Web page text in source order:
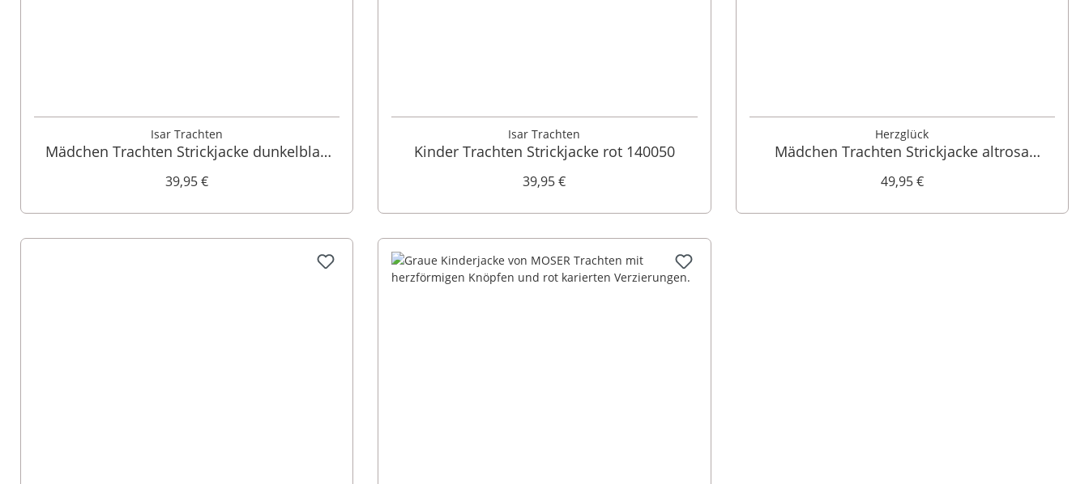
Isar Trachten
Mädchen Trachten Strickjacke dunkelblau
39,95 €
Isar Trachten
Kinder Trachten Strickjacke rot 140050
39,95 €
Herzglück
Mädchen Trachten Strickjacke altrosa
49,95 €